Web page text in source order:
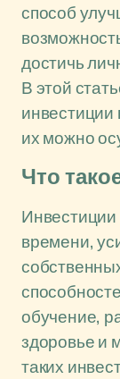
способ
достичь
В этой
инвестиции
их можно
Что
времени,
обучение,
здоровье и
таких